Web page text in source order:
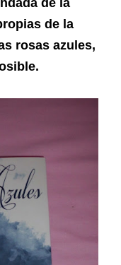
de la
rosas azules,